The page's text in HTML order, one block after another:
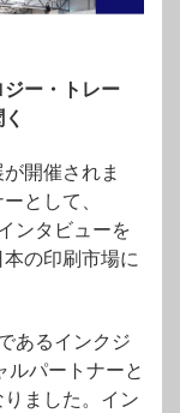
ー・トレー
開催されま
として、
ンタビューを
の印刷市場に
あるインクジ
ルパートナーと
ました。イン